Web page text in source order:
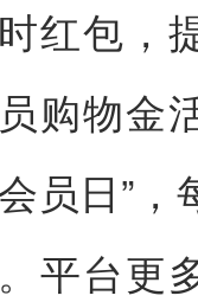
红包，
购物金
员日”，
平台更